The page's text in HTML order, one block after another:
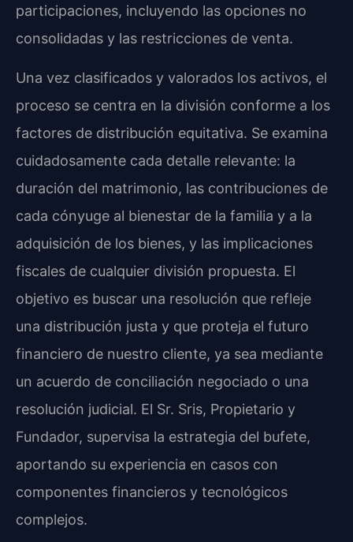
participaciones, incluyendo las opciones no
consolidadas y las restricciones de venta.
Una vez clasificados y valorados los activos, el
proceso se centra en la división conforme a los
factores de distribución equitativa. Se examina
cuidadosamente cada detalle relevante: la
duración del matrimonio, las contribuciones de
cada cónyuge al bienestar de la familia y a la
adquisición de los bienes, y las implicaciones
fiscales de cualquier división propuesta. El
objetivo es buscar una resolución que refleje
una distribución justa y que proteja el futuro
financiero de nuestro cliente, ya sea mediante
un acuerdo de conciliación negociado o una
resolución judicial. El Sr. Sris, Propietario y
Fundador, supervisa la estrategia del bufete,
aportando su experiencia en casos con
componentes financieros y tecnológicos
complejos.